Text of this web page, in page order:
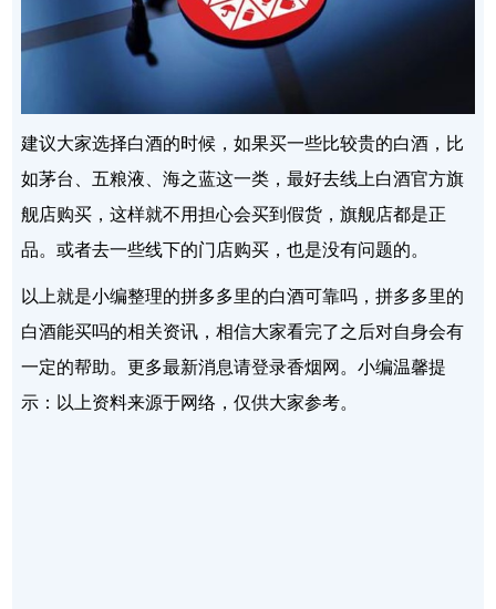
建议大家选择白酒的时候，如果买一些比较贵的白酒，比
如茅台、五粮液、海之蓝这一类，最好去线上白酒官方旗
舰店购买，这样就不用担心会买到假货，旗舰店都是正
品。或者去一些线下的门店购买，也是没有问题的。
以上就是小编整理的拼多多里的白酒可靠吗，拼多多里的
白酒能买吗的相关资讯，相信大家看完了之后对自身会有
一定的帮助。更多最新消息请登录香烟网。小编温馨提
示：以上资料来源于网络，仅供大家参考。